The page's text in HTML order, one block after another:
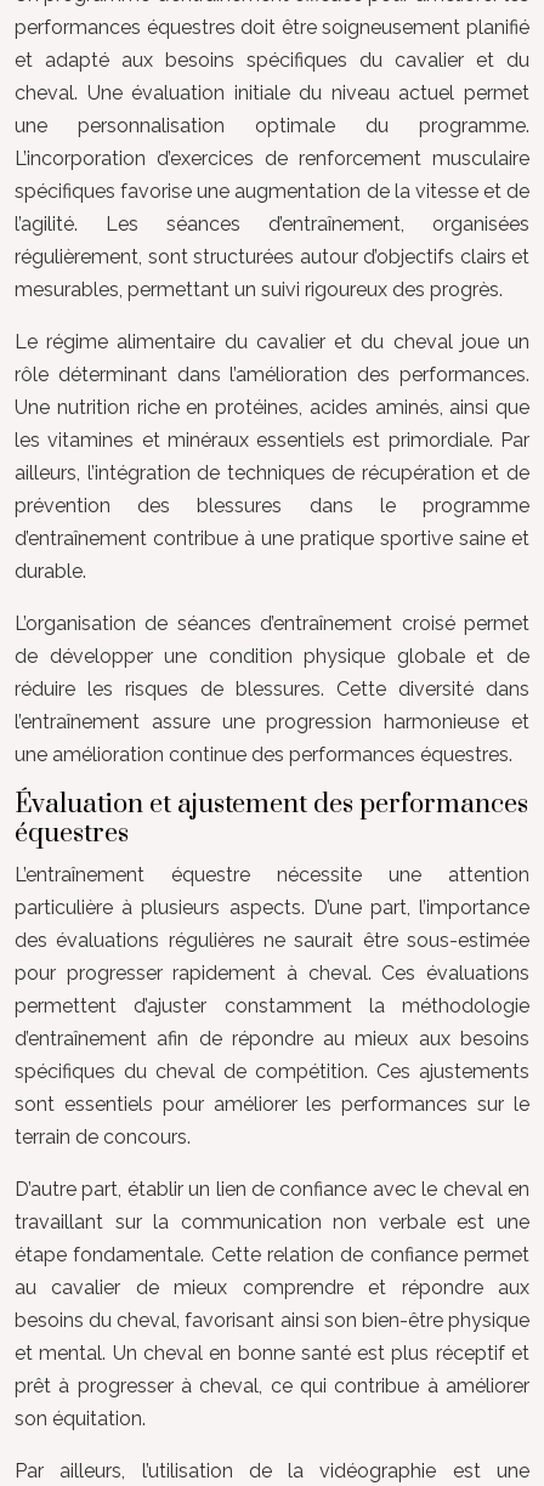
performances équestres doit être soigneusement planifié
et adapté aux besoins spécifiques du cavalier et du
cheval. Une évaluation initiale du niveau actuel permet
une personnalisation optimale du programme.
L’incorporation d’exercices de renforcement musculaire
spécifiques favorise une augmentation de la vitesse et de
l’agilité. Les séances d’entraînement, organisées
régulièrement, sont structurées autour d’objectifs clairs et
mesurables, permettant un suivi rigoureux des progrès.
Le régime alimentaire du cavalier et du cheval joue un
rôle déterminant dans l’amélioration des performances.
Une nutrition riche en protéines, acides aminés, ainsi que
les vitamines et minéraux essentiels est primordiale. Par
ailleurs, l’intégration de techniques de récupération et de
prévention des blessures dans le programme
d’entraînement contribue à une pratique sportive saine et
durable.
L’organisation de séances d’entraînement croisé permet
de développer une condition physique globale et de
réduire les risques de blessures. Cette diversité dans
l’entraînement assure une progression harmonieuse et
une amélioration continue des performances équestres.
Évaluation et ajustement des performances
équestres
L’entraînement équestre nécessite une attention
particulière à plusieurs aspects. D’une part, l’importance
des évaluations régulières ne saurait être sous-estimée
pour progresser rapidement à cheval. Ces évaluations
permettent d’ajuster constamment la méthodologie
d’entraînement afin de répondre au mieux aux besoins
spécifiques du cheval de compétition. Ces ajustements
sont essentiels pour améliorer les performances sur le
terrain de concours.
D’autre part, établir un lien de confiance avec le cheval en
travaillant sur la communication non verbale est une
étape fondamentale. Cette relation de confiance permet
au cavalier de mieux comprendre et répondre aux
besoins du cheval, favorisant ainsi son bien-être physique
et mental. Un cheval en bonne santé est plus réceptif et
prêt à progresser à cheval, ce qui contribue à améliorer
son équitation.
Par ailleurs, l’utilisation de la vidéographie est une